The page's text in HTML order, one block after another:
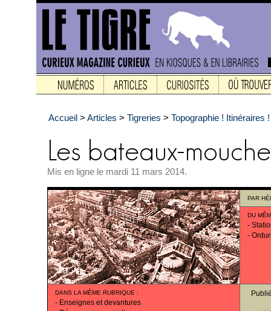
Accueil > Articles > Tigreries > Topographie ! Itinéraires !
Mis en ligne le mardi 11 mars 2014.
PAR
DU
-
-
DANS LA MÊME RUBRIQUE :
- Enseignes et devantures